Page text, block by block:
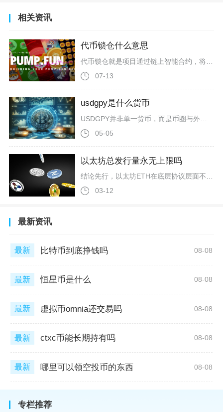
相关资讯
代币锁仓什么意思
07-13
usdgpy是什么货币
05-05
以太坊总发行量永无上限吗
03-12
最新资讯
最新 比特币到底挣钱吗 08-08
最新 恒星币是什么 08-08
最新 虚拟币omnia还交易吗 08-08
最新 ctxc币能长期持有吗 08-08
最新 哪里可以领空投币的东西 08-08
专栏推荐